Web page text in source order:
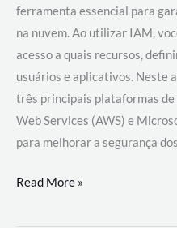
ferramenta essencial para
na nuvem. Ao utilizar IAM,
acesso a quais recursos,
usuários e aplicativos. Neste
três principais plataformas de
Web Services (AWS) e
para melhorar a segurança
Gerenciamento
Read More »